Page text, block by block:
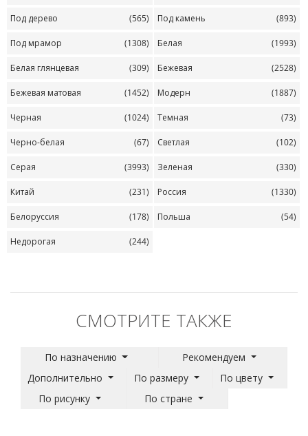
Под дерево (565) Под камень (893)
Под мрамор (1308) Белая (1993)
Белая глянцевая (309) Бежевая (2528)
Бежевая матовая (1452) Модерн (1887)
Черная (1024) Темная (73)
Черно-белая (67) Светлая (102)
Серая (3993) Зеленая (330)
Китай (231) Россия (1330)
Белоруссия (178) Польша (54)
Недорогая (244)
СМОТРИТЕ ТАКЖЕ
По назначению
Рекомендуем
Дополнительно
По размеру
По цвету
По рисунку
По стране